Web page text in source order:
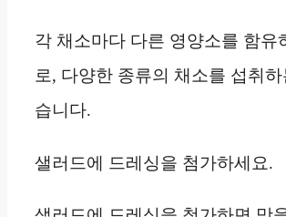
각 채소마다 다른 영양소를 함유
로, 다양한 종류의 채소를 섭취
습니다.
샐러드에 드레싱을 첨가하세요.